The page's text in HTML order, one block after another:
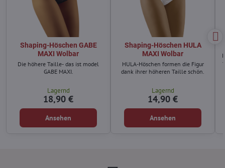
Shaping-Höschen GABE
MAXI Wolbar
Die höhere Taille- das ist model
GABE MAXI.
Lagernd
18,90 €
Ansehen
Shaping-Höschen HULA
MAXI Wolbar
HULA-Höschen formen die Figur
dank ihrer höheren Taille schön.
Lagernd
14,90 €
Ansehen